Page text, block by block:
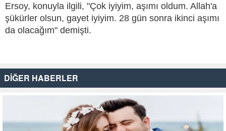
Ersoy, konuyla ilgili, "Çok iyiyim, aşımı oldum. Allah'a
şükürler olsun, gayet iyiyim. 28 gün sonra ikinci aşımı
da olacağım" demişti.
DİĞER HABERLER